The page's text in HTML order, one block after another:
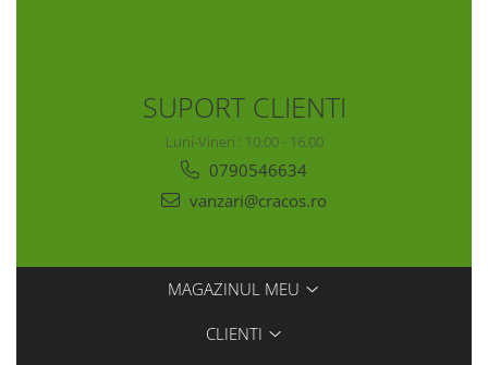
SUPORT CLIENTI
Luni-Vineri : 10.00 - 16.00
0790546634
vanzari@cracos.ro
MAGAZINUL MEU
CLIENTI